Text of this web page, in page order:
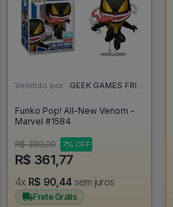
Vendido por: GEEK GAMES FRIEND - RJ
Funko Pop! All-New Venom -
Marvel #1584
R$ 389,00 7% OFF
R$ 361,77
4x R$ 90,44 sem juros
Frete Grátis